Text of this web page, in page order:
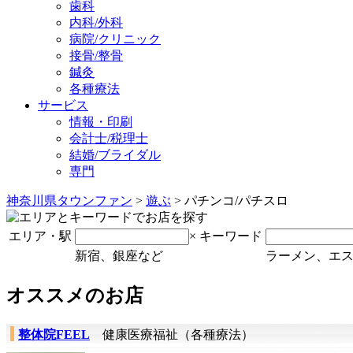
歯科
内科/外科
病院/クリニック
接骨/整骨
鍼灸
各種療法
サービス
情報・印刷
会計士/税理士
結婚/ブライダル
専門
神奈川県タウンファン > 遊ぶ > パチンコ/パチスロ
エリア・駅 × キーワード
新宿、銀座など
ラーメン、エ
オススメのお店
整体院FEEL 健康医療福祉（各種療法）